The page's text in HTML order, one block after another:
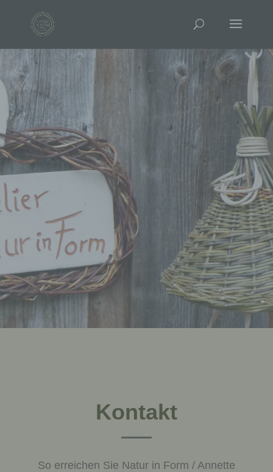
Kontakt
So erreichen Sie Natur in Form / Annette